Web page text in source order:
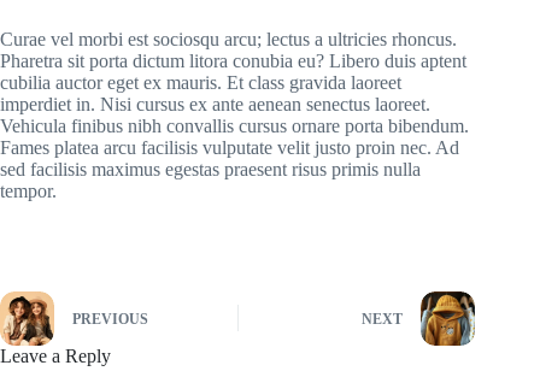
Curae vel morbi est sociosqu arcu; lectus a ultricies rhoncus.
Pharetra sit porta dictum litora conubia eu? Libero duis aptent
cubilia auctor eget ex mauris. Et class gravida laoreet
imperdiet in. Nisi cursus ex ante aenean senectus laoreet.
Vehicula finibus nibh convallis cursus ornare porta bibendum.
Fames platea arcu facilisis vulputate velit justo proin nec. Ad
sed facilisis maximus egestas praesent risus primis nulla
tempor.
PREVIOUS NEXT
Leave a Reply